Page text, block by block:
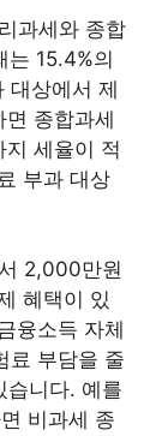
과세와 종합
는 15.4%의
대상에서 제
종합과세
세율이 적
부과 대상
2,000만원
혜택이 있
융소득 자체
료 부담을 줄
습니다. 예를
비과세 종